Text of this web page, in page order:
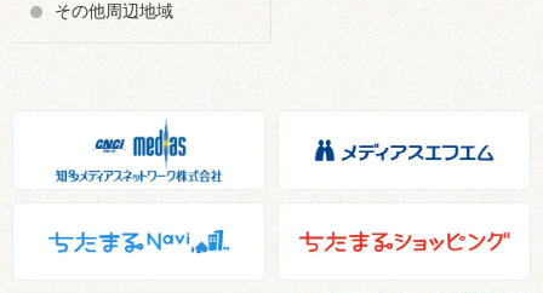
その他周辺地域